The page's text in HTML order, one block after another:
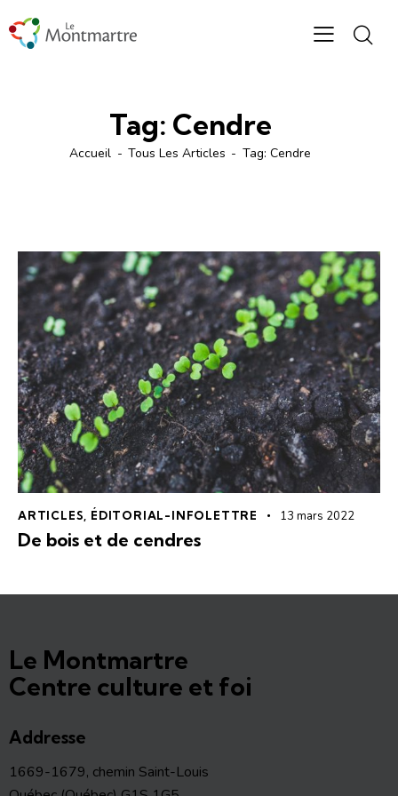
Tag: Cendre
Accueil Tous Les Articles Tag: Cendre
ARTICLES ÉDITORIAL-INFOLETTRE 13 mars 2022
De bois et de cendres
Le Montmartre
Centre culture et foi
Addresse
1669-1679, chemin Saint-Louis